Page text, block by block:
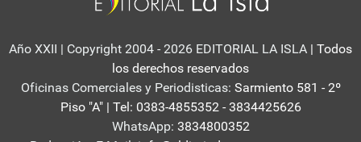
Año XXII | Copyright 2004 - 2026 EDITORIAL LA ISLA | Todos
los derechos reservados
Oficinas Comerciales y Periodisticas: Sarmiento 581 - 2º
Piso "A" | Tel: 0383-4855352 - 3834425626
WhatsApp: 3834800352